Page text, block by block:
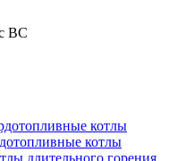
ВС
котлы
котлы
длительного горения